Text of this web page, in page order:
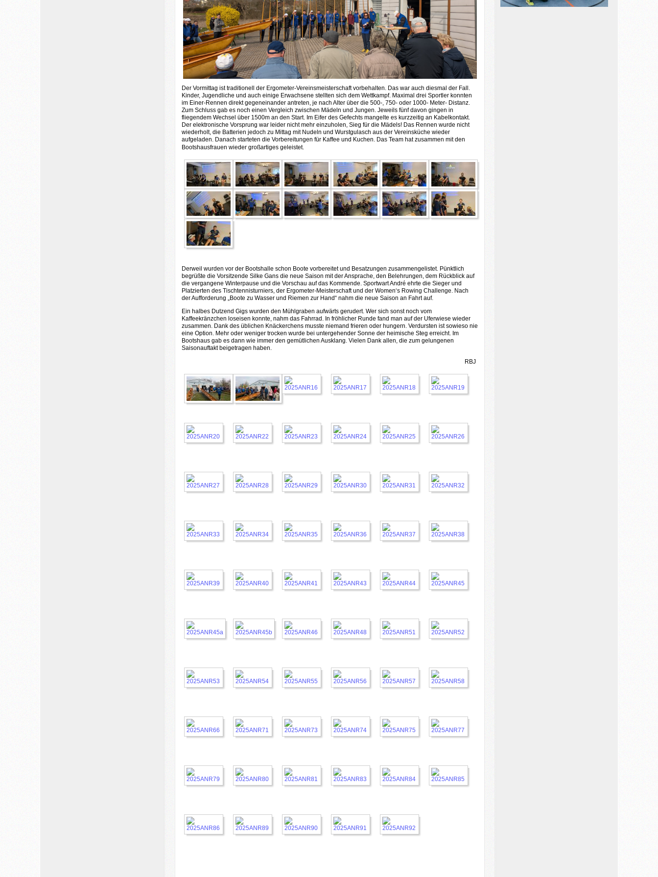
Der Vormittag ist traditionell der Ergometer-Vereinsmeisterschaft vorbehalten. Das war auch diesmal der Fall.
Kinder, Jugendliche und auch einige Erwachsene stellten sich dem Wettkampf. Maximal drei Sportler konnten
im Einer-Rennen direkt gegeneinander antreten, je nach Alter über die 500-, 750- oder 1000- Meter- Distanz.
Zum Schluss gab es noch einen Vergleich zwischen Mädeln und Jungen. Jeweils fünf davon gingen in
fliegendem Wechsel über 1500m an den Start. Im Eifer des Gefechts mangelte es kurzzeitig an Kabelkontakt.
Der elektronische Vorsprung war leider nicht mehr einzuholen, Sieg für die Mädels! Das Rennen wurde nicht
wiederholt, die Batterien jedoch zu Mittag mit Nudeln und Wurstgulasch aus der Vereinsküche wieder
aufgeladen. Danach starteten die Vorbereitungen für Kaffee und Kuchen. Das Team hat zusammen mit den
Bootshausfrauen wieder großartiges geleistet.
Derweil wurden vor der Bootshalle schon Boote vorbereitet und Besatzungen zusammengelistet. Pünktlich
begrüßte die Vorsitzende Silke Gans die neue Saison mit der Ansprache, den Belehrungen, dem Rückblick auf
die vergangene Winterpause und die Vorschau auf das Kommende. Sportwart André ehrte die Sieger und
Platzierten des Tischtennisturniers, der Ergometer-Meisterschaft und der Women‘s Rowing Challenge. Nach
der Aufforderung „Boote zu Wasser und Riemen zur Hand“ nahm die neue Saison an Fahrt auf.
Ein halbes Dutzend Gigs wurden den Mühlgraben aufwärts gerudert. Wer sich sonst noch vom
Kaffeekränzchen loseisen konnte, nahm das Fahrrad. In fröhlicher Runde fand man auf der Uferwiese wieder
zusammen. Dank des üblichen Knäckerchens musste niemand frieren oder hungern. Verdursten ist sowieso nie
eine Option. Mehr oder weniger trocken wurde bei untergehender Sonne der heimische Steg erreicht. Im
Bootshaus gab es dann wie immer den gemütlichen Ausklang. Vielen Dank allen, die zum gelungenen
Saisonauftakt beigetragen haben.
RBJ